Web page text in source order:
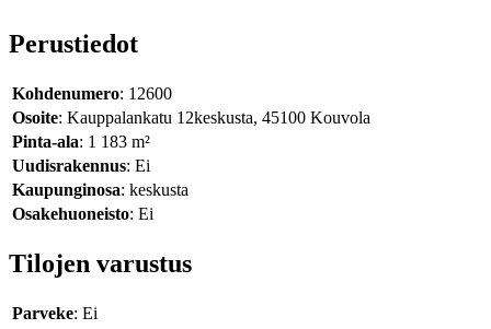
Perustiedot
Kohdenumero: 12600
Osoite: Kauppalankatu 12keskusta, 45100 Kouvola
Pinta-ala: 1 183 m²
Uudisrakennus: Ei
Kaupunginosa: keskusta
Osakehuoneisto: Ei
Tilojen varustus
Parveke: Ei